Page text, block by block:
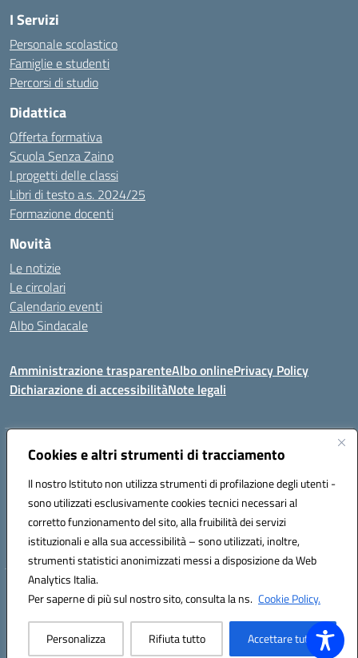
Cookies e altri strumenti di tracciamento
Il nostro Istituto non utilizza strumenti di profilazione degli utenti -
sono utilizzati esclusivamente cookies tecnici necessari al
corretto funzionamento del sito, alla fruibilità dei servizi
istituzionali e alla sua accessibilità – sono utilizzati, inoltre,
strumenti statistici anonimizzati messi a disposizione da Web
Analytics Italia.
Per saperne di più sul nostro sito, consulta la ns. Cookie Policy.
Personalizza Rifiuta tutto Accettare tutto
I Servizi
Personale scolastico
Famiglie e studenti
Percorsi di studio
Didattica
Offerta formativa
Scuola Senza Zaino
I progetti delle classi
Libri di testo a.s. 2024/25
Formazione docenti
Novità
Le notizie
Le circolari
Calendario eventi
Albo Sindacale
Amministrazione trasparenteAlbo onlinePrivacy Policy
Dichiarazione di accessibilitàNote legali
Indirizzo:Via Felice Cavallotti, 15 -84020 - Oliveto Citra
Posta elettronica certificata (PEC):saic81300d@pec.istruzione.it
Codice fiscale: 82005110653
Codice meccanografico: SAIC81300D
Hosting & Powered by 3D Solution S.r.l.
Concept & Design by Designers Italia